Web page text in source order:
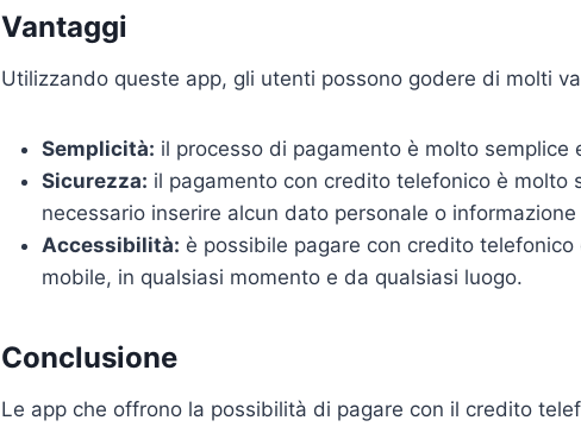
Vantaggi
Utilizzando queste app, gli utenti possono godere di molti
Semplicità: il processo di pagamento è molto semplice
Sicurezza: il pagamento con credito telefonico è molto
necessario inserire alcun dato personale o
Accessibilità: è possibile pagare con credito
mobile, in qualsiasi momento e da qualsiasi luogo.
Conclusione
Le app che offrono la possibilità di pagare con il credito